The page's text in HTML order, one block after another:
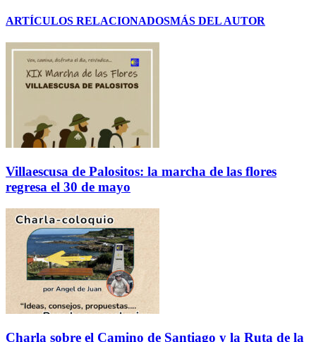
ARTÍCULOS RELACIONADOSMÁS DEL AUTOR
Villaescusa de Palositos: la marcha de las flores
regresa el 30 de mayo
Charla sobre el Camino de Santiago y la Ruta de la